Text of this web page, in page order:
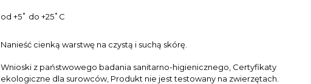
od +5˚ do +25˚С
Nanieść cienką warstwę na czystą i suchą skórę.
Wnioski z państwowego badania sanitarno-higienicznego, Certyfikaty
ekologiczne dla surowców, Produkt nie jest testowany na zwierzętach.